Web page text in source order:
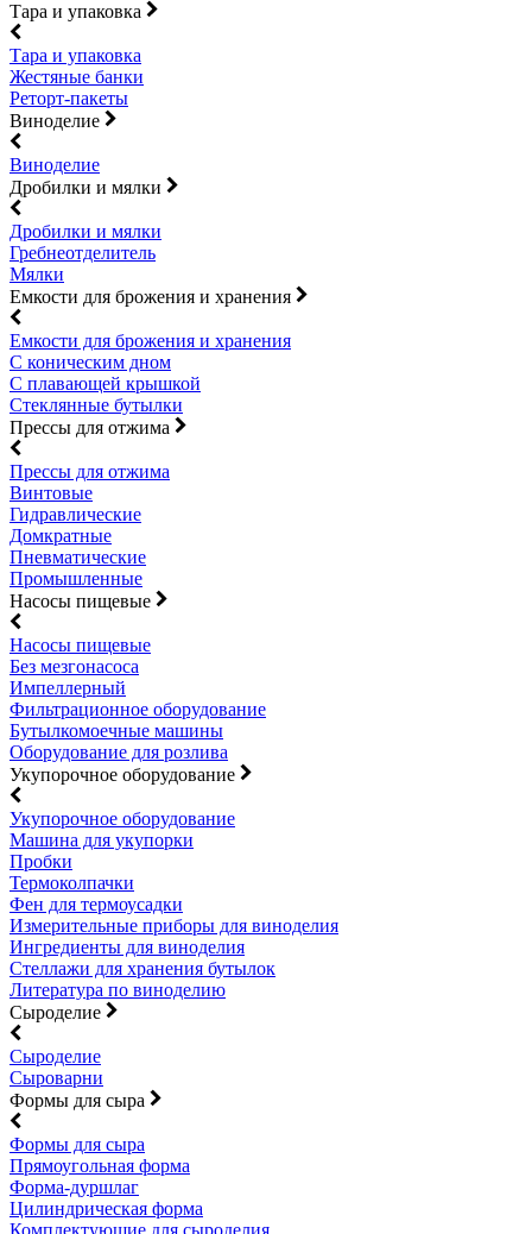
Тара и упаковка
Тара и упаковка
Жестяные банки
Реторт-пакеты
Виноделие
Виноделие
Дробилки и мялки
Дробилки и мялки
Гребнеотделитель
Мялки
Емкости для брожения и хранения
Емкости для брожения и хранения
С коническим дном
С плавающей крышкой
Стеклянные бутылки
Прессы для отжима
Прессы для отжима
Винтовые
Гидравлические
Домкратные
Пневматические
Промышленные
Насосы пищевые
Насосы пищевые
Без мезгонасоса
Импеллерный
Фильтрационное оборудование
Бутылкомоечные машины
Оборудование для розлива
Укупорочное оборудование
Укупорочное оборудование
Машина для укупорки
Пробки
Термоколпачки
Фен для термоусадки
Измерительные приборы для виноделия
Ингредиенты для виноделия
Стеллажи для хранения бутылок
Литература по виноделию
Сыроделие
Сыроделие
Сыроварни
Формы для сыра
Формы для сыра
Прямоугольная форма
Форма-дуршлаг
Цилиндрическая форма
Комплектующие для сыроделия